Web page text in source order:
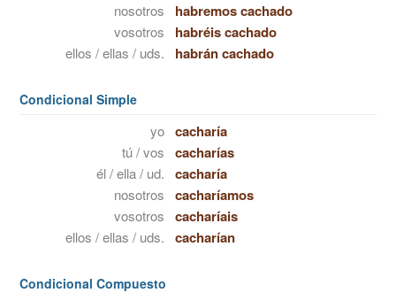
nosotros habremos cachado
vosotros habréis cachado
ellos / ellas / uds. habrán cachado
Condicional Simple
yo cacharía
tú / vos cacharías
él / ella / ud. cacharía
nosotros cacharíamos
vosotros cacharíais
ellos / ellas / uds. cacharían
Condicional Compuesto